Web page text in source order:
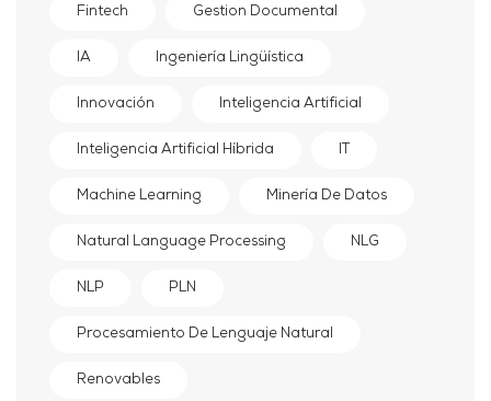
Fintech Gestion Documental
IA Ingeniería Lingüística
Innovación Inteligencia Artificial
Inteligencia Artificial Híbrida
Machine Learning Minería De Datos
Natural Language Processing NLG
NLP PLN
Procesamiento De Lenguaje Natural
Renovables